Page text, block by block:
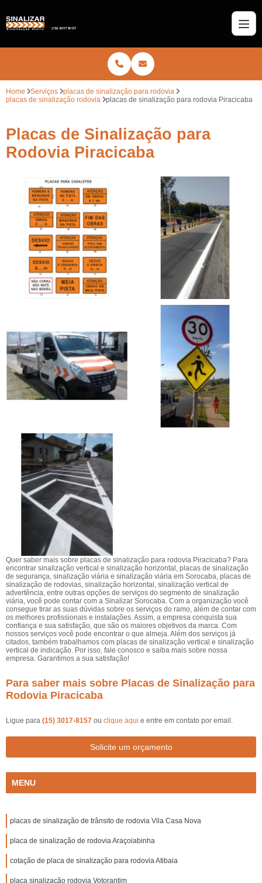
Home Serviços
placas de sinalização para rodovia
placas de sinalização rodovia
placas de sinalização para rodovia Piracicaba
Placas de Sinalização para
Rodovia Piracicaba
Quer saber mais sobre placas de sinalização para rodovia Piracicaba? Para
encontrar sinalização vertical e sinalização horizontal, placas de sinalização
de segurança, sinalização viária e sinalização viária em Sorocaba, placas de
sinalização de rodovias, sinalização horizontal, sinalização vertical de
advertência, entre outras opções de serviços do segmento de sinalização
viária, você pode contar com a Sinalizar Sorocaba. Com a organização você
consegue tirar as suas dúvidas sobre os serviços do ramo, além de contar com
os melhores profissionais e instalações. Assim, a empresa conquista sua
confiança e sua satisfação, que são os maiores objetivos da marca. Com
nossos serviços você pode encontrar o que almeja. Além dos serviços já
citados, também trabalhamos com placas de sinalização vertical e sinalização
vertical de indicação. Por isso, fale conosco e saiba mais sobre nossa
empresa. Garantimos a sua satisfação!
Para saber mais sobre Placas de Sinalização para
Rodovia Piracicaba
Ligue para (15) 3017-8157 ou clique aqui e entre em contato por email.
Solicite um orçamento
MENU
placas de sinalização de trânsito de rodovia Vila Casa Nova
placa de sinalização de rodovia Araçoiabinha
cotação de placa de sinalização para rodovia Atibaia
placa sinalização rodovia Votorantim